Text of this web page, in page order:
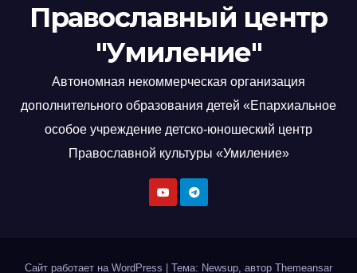
Православный центр
"Умиление"
Автономная некоммерческая организация
дополнительного образования детей «Епархиальное
особое учреждение детско-юношеский центр
Православной культуры «Умиление»
Сайт работает на WordPress Тема: Newsup, автор Themeansar